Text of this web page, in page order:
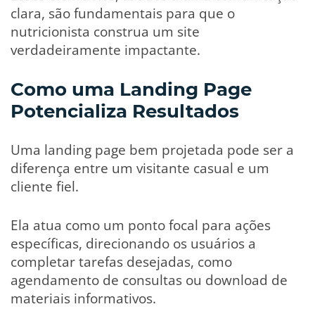
clara, são fundamentais para que o
nutricionista construa um site
verdadeiramente impactante.
Como uma Landing Page
Potencializa Resultados
Uma landing page bem projetada pode ser a
diferença entre um visitante casual e um
cliente fiel.
Ela atua como um ponto focal para ações
específicas, direcionando os usuários a
completar tarefas desejadas, como
agendamento de consultas ou download de
materiais informativos.